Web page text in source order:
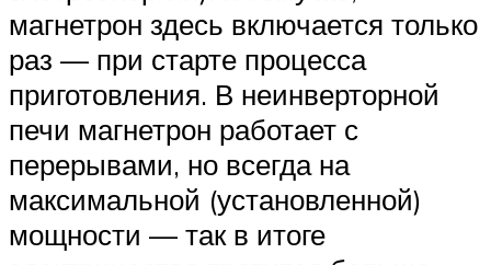
магнетрон здесь включается только
раз — при старте процесса
приготовления. В неинверторной
печи магнетрон работает с
перерывами, но всегда на
максимальной (установленной)
мощности — так в итоге